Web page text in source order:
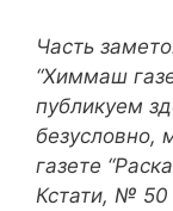
Часть
“Химмаш
публикуем
безусловно,
газете
Кстати, №